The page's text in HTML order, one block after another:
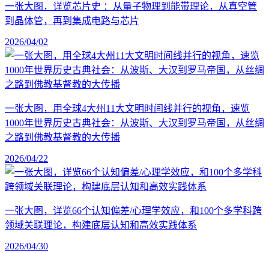
一张大图，详览芯片史 ：从量子物理到能带理论，从真空管
到晶体管，再到集成电路与芯片
2026/04/02
一张大图，用全球4大州11大文明时间线并行的视角，速览
1000年世界历史古典社会：从波斯、大汉到罗马帝国，从丝绸
之路到佛教基督教的大传播
2026/04/22
一张大图，详览66个认知偏差/心理学效应，和100个多学科跨
领域关联理论，构建底层认知和高效实践体系
2026/04/30